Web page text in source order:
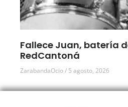
Fallece Juan, batería
RedCantoná
ZarabandaOcio 5 agosto, 2026